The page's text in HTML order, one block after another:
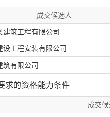
成交候选人
建筑工程有限公司
设工程安装有限公司
筑有限公司
求的资格能力条件
成交